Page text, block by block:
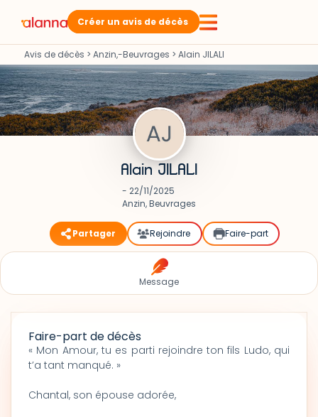
Créer un avis de décès
Avis de décès > Anzin,-Beuvrages > Alain JILALI
Alain JILALI
- 22/11/2025
Anzin, Beuvrages
Partager Rejoindre Faire-part
Message
Faire-part de décès
« Mon Amour, tu es parti rejoindre ton fils Ludo, qui
t’a tant manqué. »
Chantal, son épouse adorée,